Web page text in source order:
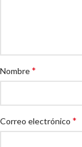
Nombre*
Correo electrónico *